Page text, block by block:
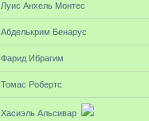
Луис Анхель Монтес
Абделькрим Бенарус
Фарид Ибрагим
Томас Робертс
Хасиэль Альсивар